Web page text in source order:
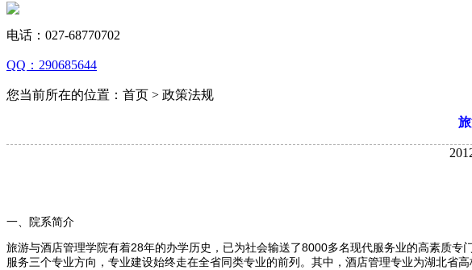
电话：027-68770702
QQ：290685644
您当前所在的位置：首页 > 政策法规
一、院系简介
旅游与酒店管理学院有着28年的办学历史，已为社会输送了8000多名现代服务业的高素质
服务三个专业方向，专业建设始终走在全省同类专业的前列。其中，酒店管理专业为湖北省